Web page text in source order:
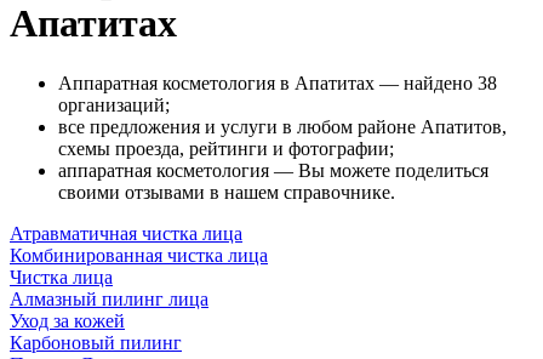
Апатитах
Аппаратная косметология в Апатитах — найдено 38
организаций;
все предложения и услуги в любом районе Апатитов,
схемы проезда, рейтинги и фотографии;
аппаратная косметология — Вы можете поделиться
своими отзывами в нашем справочнике.
Атравматичная чистка лица
Комбинированная чистка лица
Чистка лица
Алмазный пилинг лица
Уход за кожей
Карбоновый пилинг